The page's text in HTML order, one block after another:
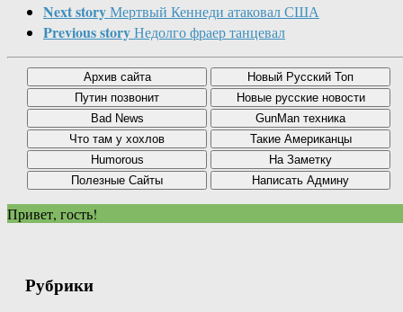
Next storyМертвый Кеннеди атаковал США
Previous storyНедолго фраер танцевал
Привет, гость!
Рубрики